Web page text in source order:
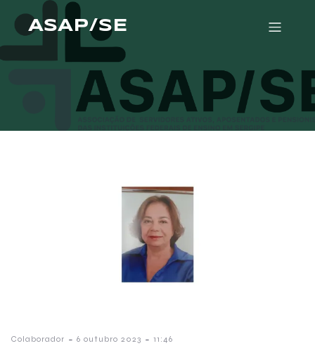
ASAP/SE
Colaborador - 6 outubro 2023 - 11:46